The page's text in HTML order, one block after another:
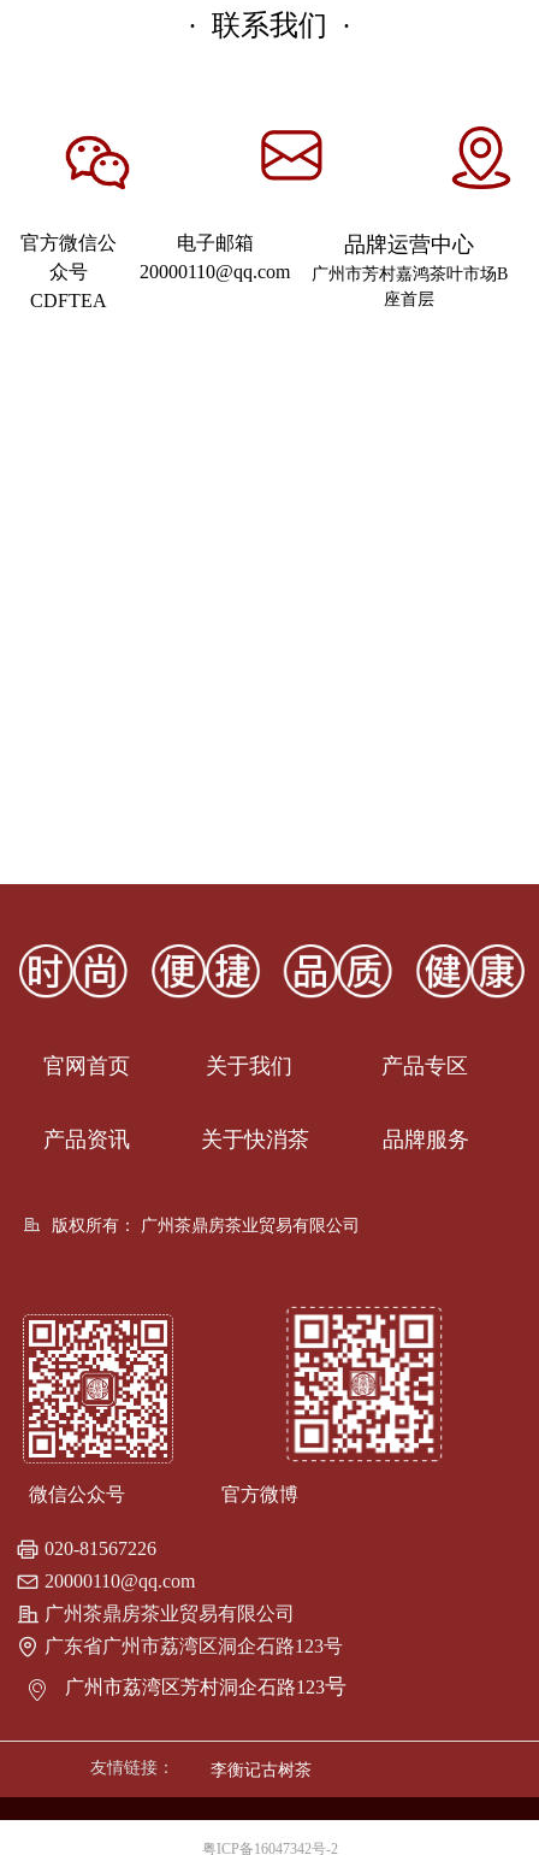
· 联系我们 ·
官方微信公
众号
CDFTEA
电子邮箱
20000110@qq.com
品牌运营中心
广州市芳村嘉鸿茶叶市场B
座首层
微信公众号 官方微博
产品专区
官网首页 关于我们
产品资讯 关于快消茶 品牌服务
版权所有： 广州茶鼎房茶业贸易有限公司
020-81567226
20000110@qq.com
广州茶鼎房茶业贸易有限公司
广东省广州市荔湾区洞企石路123号
ꀷ 广州市荔湾区芳村洞企石路123号
李衡记古树茶
友情链接：
粤ICP备16047342号-2